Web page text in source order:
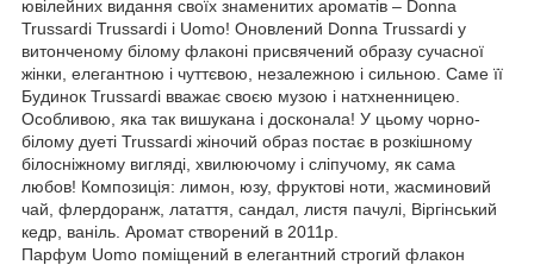
ювілейних видання своїх знаменитих ароматів – Donna
Trussardi Trussardi і Uomo! Оновлений Donna Trussardi у
витонченому білому флаконі присвячений образу сучасної
жінки, елегантною і чуттєвою, незалежною і сильною. Саме її
Будинок Trussardi вважає своєю музою і натхненницею.
Особливою, яка так вишукана і досконала! У цьому чорно-
білому дуеті Trussardi жіночий образ постає в розкішному
білосніжному вигляді, хвилюючому і сліпучому, як сама
любов! Композиція: лимон, юзу, фруктові ноти, жасминовий
чай, флердоранж, латаття, сандал, листя пачулі, Віргінський
кедр, ваніль. Аромат створений в 2011р.
Парфум Uomo поміщений в елегантний строгий флакон